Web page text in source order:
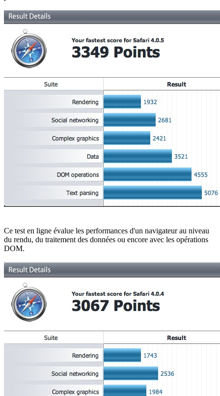
Ce test en ligne évalue les performances d'un navigateur au niveau
du rendu, du traitement des données ou encore avec les opérations
DOM.